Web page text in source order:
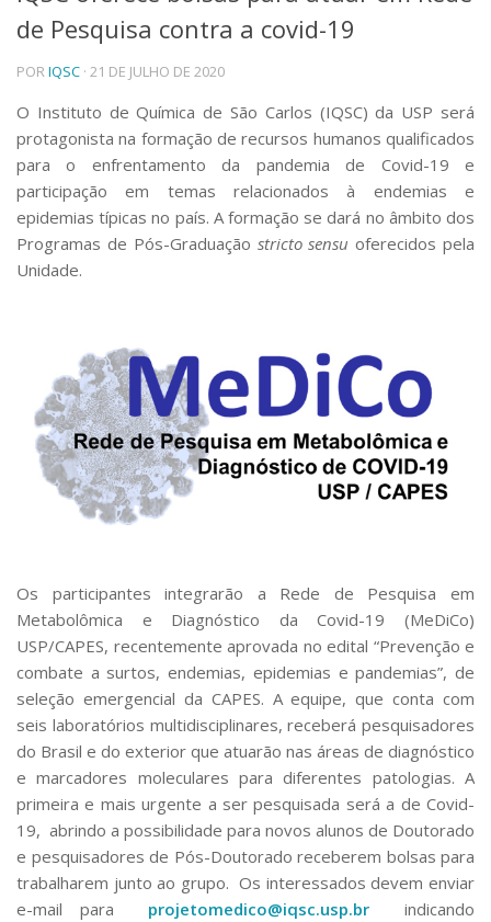
Telefones e Mapas
Pessoas
Ensino
Graduação
Pós-Graduação
Educação a distância
Pesquisa e Inovação
Linhas de Pesquisa
Centros, Núcleos e Projetos em Rede
Empresas Juniores
Extensão à Comunidade
Projetos, Programas e Cursos
Artes, Cultura e Esportes
Museus e Espaços Interativos
Serviços
RH, Administrativo e Financeiro
Outros serviços
Comunicação
Assessorias e Mídias
Aplicativos e Sites
Jornal da USP
Agenda de Eventos
Defesa de Teses
de Pesquisa contra a covid-19
PORIQSC · 21 DE JULHO DE 2020
O Instituto de Química de São Carlos (IQSC) da USP será
protagonista na formação de recursos humanos qualificados
para o enfrentamento da pandemia de Covid-19 e
participação em temas relacionados à endemias e
epidemias típicas no país. A formação se dará no âmbito dos
Programas de Pós-Graduação stricto sensuoferecidos pela
Unidade.
Os participantes integrarão a Rede de Pesquisa em
Metabolômica e Diagnóstico da Covid-19 (MeDiCo)
USP/CAPES, recentemente aprovada no edital “Prevenção e
combate a surtos, endemias, epidemias e pandemias”, de
seleção emergencial da CAPES. A equipe, que conta com
seis laboratórios multidisciplinares, receberá pesquisadores
do Brasil e do exterior que atuarão nas áreas de diagnóstico
e marcadores moleculares para diferentes patologias. A
primeira e mais urgente a ser pesquisada será a de Covid-
19, abrindo a possibilidade para novos alunos de Doutorado
e pesquisadores de Pós-Doutorado receberem bolsas para
trabalharem junto ao grupo. Os interessados devem enviar
e-mail para projetomedico@iqsc.usp.br indicando